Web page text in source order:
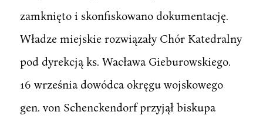
zamknięto i skonfiskowano dokumentację.
Władze miejskie rozwiązały Chór Katedralny
pod dyrekcją ks. Wacława Gieburowskiego.
16 września dowódca okręgu wojskowego
gen. von Schenckendorf przyjął biskupa